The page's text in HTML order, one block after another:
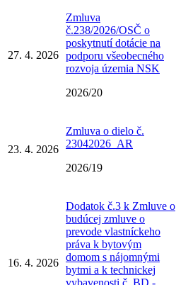
27. 4. 2026
Zmluva
č.238/2026/OSČ o
poskytnutí dotácie na
podporu všeobecného
rozvoja územia NSK
2026/20
23. 4. 2026
Zmluva o dielo č.
23042026_AR
2026/19
16. 4. 2026
Dodatok č.3 k Zmluve o
budúcej zmluve o
prevode vlastníckeho
práva k bytovým
domom s nájomnými
bytmi a k technickej
vybavenosti č. BD -